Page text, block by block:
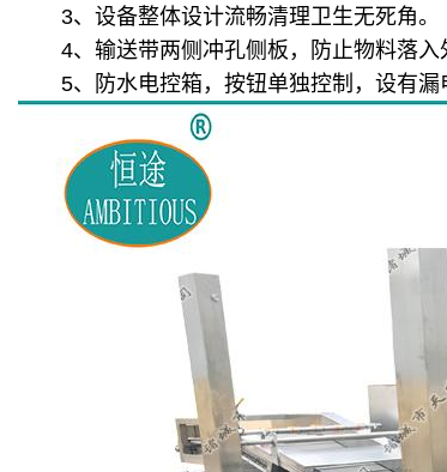
3、设备整体设计流畅清理卫生无死角。
4、输送带两侧冲孔侧板，防止物料落入
5、防水电控箱，按钮单独控制，设有漏